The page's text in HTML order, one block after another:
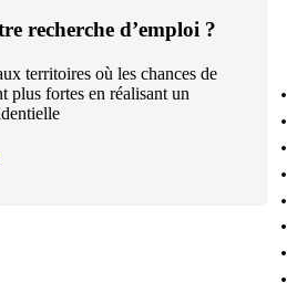
recherche d’emploi ?
territoires où les chances de
plus fortes en réalisant un